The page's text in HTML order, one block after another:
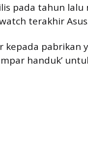
pada tahun
terakhir
kepada pabrikan
handuk’